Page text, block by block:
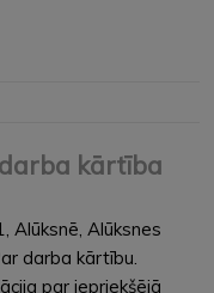
kārtība
Alūksnē, Alūksnes
darba kārtību.
par iepriekšējā